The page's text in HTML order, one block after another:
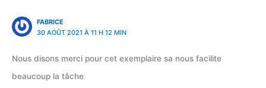
FABRICE
30 AOÛT 2021 À 11 H 12 MIN
Nous disons merci pour cet exemplaire sa nous facilite
beaucoup la tâche